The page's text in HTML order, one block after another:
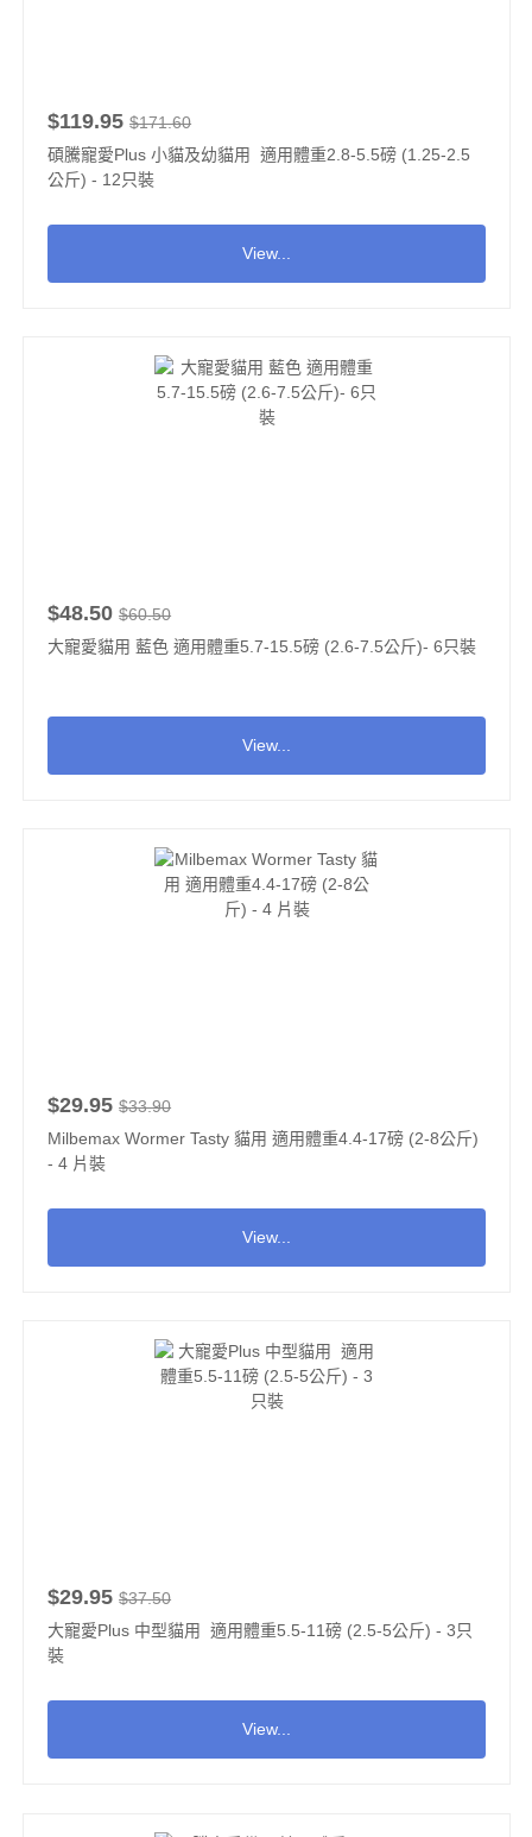
$119.95 $171.60
碩騰寵愛Plus 小貓及幼貓用 適用體重2.8-5.5磅 (1.25-2.5
公斤) - 12只裝
View...
$48.50 $60.50
大寵愛貓用 藍色 適用體重5.7-15.5磅 (2.6-7.5公斤)- 6只裝
View...
$29.95 $33.90
Milbemax Wormer Tasty 貓用 適用體重4.4-17磅 (2-8公斤)
- 4 片裝
View...
$29.95 $37.50
大寵愛Plus 中型貓用 適用體重5.5-11磅 (2.5-5公斤) - 3只
裝
View...